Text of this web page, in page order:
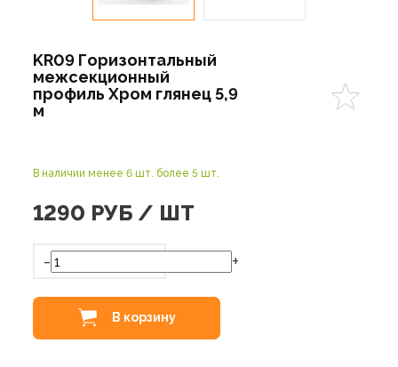
KR09 Горизонтальный
межсекционный
профиль Хром глянец 5,9
м
В наличии менее 6 шт. более 5 шт.
1290 РУБ / ШТ
- +
В корзину